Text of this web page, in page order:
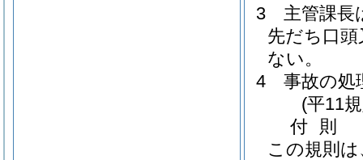
3
主管課長
先だち口
ない。
4
事故の処
(平11
付 則
この規則